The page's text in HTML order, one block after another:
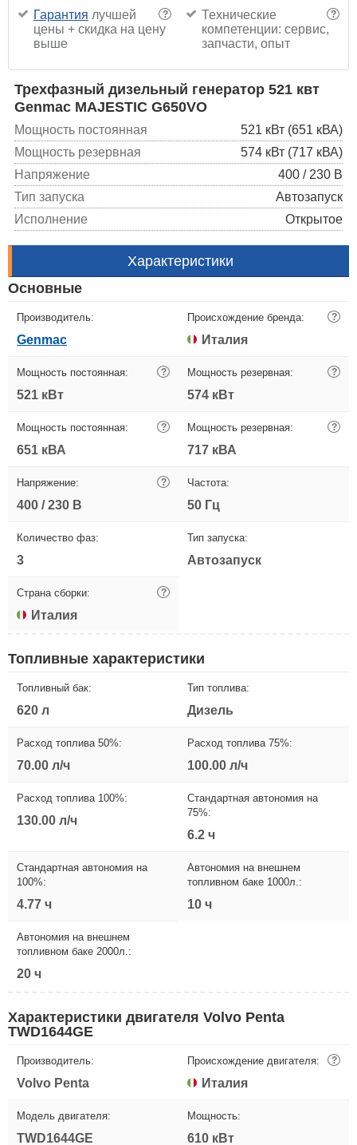
?
Гарантия лучшей
цены + скидка на цену
выше
?
Технические
компетенции: сервис,
запчасти, опыт
Трехфазный дизельный генератор 521 квт
Genmac MAJESTIC G650VO
Мощность постоянная
521 кВт (651 кВА)
Мощность резервная
574 кВт (717 кВА)
Напряжение
400 / 230 В
Тип запуска
Автозапуск
Исполнение
Открытое
Характеристики
Основные
Производитель:
Genmac
Происхождение бренда: ?
Италия
Мощность постоянная: ?
521 кВт
Мощность резервная: ?
574 кВт
Мощность постоянная: ?
651 кВА
Мощность резервная: ?
717 кВА
Напряжение: ?
400 / 230 В
Частота:
50 Гц
Количество фаз:
3
Тип запуска:
Автозапуск
Страна сборки: ?
Италия
Топливные характеристики
Топливный бак:
620 л
Тип топлива:
Дизель
Расход топлива 50%:
70.00 л/ч
Расход топлива 75%:
100.00 л/ч
Расход топлива 100%:
130.00 л/ч
Стандартная автономия на
75%:
6.2 ч
Стандартная автономия на
100%:
4.77 ч
Автономия на внешнем
топливном баке 1000л.:
10 ч
Автономия на внешнем
топливном баке 2000л.:
20 ч
Характеристики двигателя Volvo Penta
TWD1644GE
Производитель:
Volvo Penta
Происхождение двигателя: ?
Италия
Модель двигателя:
TWD1644GE
Мощность:
610 кВт